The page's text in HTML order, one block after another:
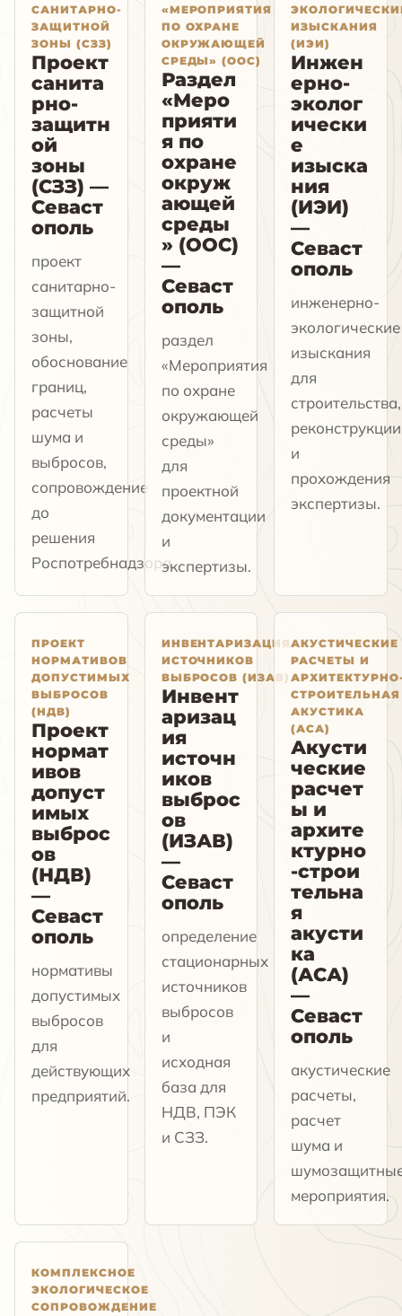
САНИТАРНО-
ЗАЩИТНОЙ
ЗОНЫ (СЗЗ)
Проект
санита
рно-
защитн
ой
зоны
(СЗЗ) —
Севаст
ополь
проект
санитарно-
защитной
зоны,
обоснование
границ,
расчеты
шума и
выбросов,
сопровождение
до
решения
Роспотребнадзора.
«МЕРОПРИЯТИЯ
ПО ОХРАНЕ
ОКРУЖАЮЩЕЙ
СРЕДЫ» (ООС)
Раздел
«Меро
прияти
я по
охране
окруж
ающей
среды
» (ООС)
—
Севаст
ополь
раздел
«Мероприятия
по охране
окружающей
среды»
для
проектной
документации
и
экспертизы.
ИЗЫСКАНИЯ
(ИЭИ)
Инжен
ерно-
эколог
ически
е
изыска
ния
(ИЭИ)
—
Севаст
ополь
инженерно-
экологические
изыскания
для
строительства,
реконструкции
и
прохождения
экспертизы.
ПРОЕКТ
НОРМАТИВОВ
ДОПУСТИМЫХ
ВЫБРОСОВ
(НДВ)
Проект
нормат
ивов
допуст
имых
выброс
ов
(НДВ)
—
Севаст
ополь
нормативы
допустимых
выбросов
для
действующих
предприятий.
ИНВЕНТАРИЗАЦИЯ
ИСТОЧНИКОВ
ВЫБРОСОВ (ИЗАВ)
Инвент
аризац
ия
источн
иков
выброс
ов
(ИЗАВ)
—
Севаст
ополь
определение
стационарных
источников
выбросов
и
исходная
база для
НДВ, ПЭК
и СЗЗ.
АКУСТИЧЕСКИЕ
РАСЧЕТЫ И
СТРОИТЕЛЬНАЯ
АКУСТИКА
(АСА)
Акусти
ческие
расчет
ы и
архите
ктурно
-строи
тельна
я
акусти
ка
(АСА)
—
Севаст
ополь
акустические
расчеты,
расчет
шума и
мероприятия.
КОМПЛЕКСНОЕ
ЭКОЛОГИЧЕСКОЕ
СОПРОВОЖДЕНИЕ